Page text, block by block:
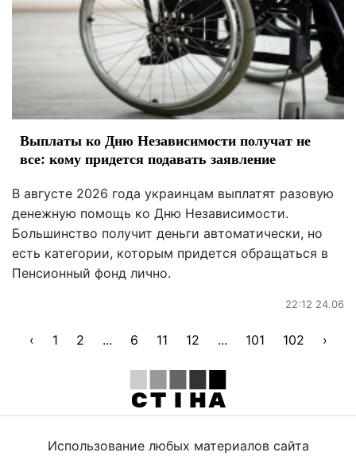
Выплаты ко Дню Независимости получат не
все: кому придется подавать заявление
В августе 2026 года украинцам выплатят разовую
денежную помощь ко Дню Независимости.
Большинство получит деньги автоматически, но
есть категории, которым придется обращаться в
Пенсионный фонд лично.
22:12 24.06
‹ 1 2 ... 6 11 12 ... 101 102 ›
Использование любых материалов сайта